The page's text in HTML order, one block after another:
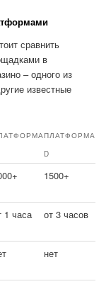
сравнить
в
– одного из
известные
ПЛАТФОРМА
D
1500+
1 часа от 3 часов
нет